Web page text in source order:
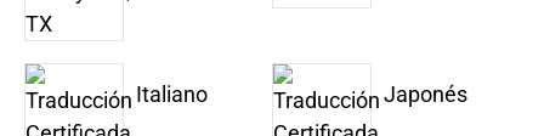
Italiano Japonés